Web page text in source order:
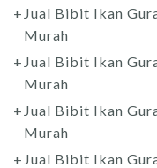
Jual Bibit Ikan
Murah
Jual Bibit Ikan
Murah
Jual Bibit Ikan
Murah
Jual Bibit Ikan